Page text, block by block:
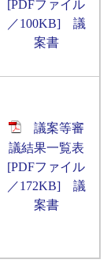
[PDFファイル
／100KB]
議
案書
議案等審
議結果一覧表
[PDFファイル
／172KB]
議
案書